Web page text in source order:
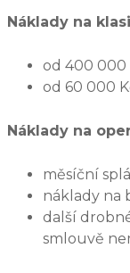
Náklady na
od 400 000
od 60 000
Náklady na
měsíční
náklady na
další
smlouvě